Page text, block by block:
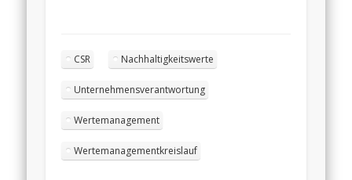
CSR Nachhaltigkeitswerte
Unternehmensverantwortung
Wertemanagement
Wertemanagementkreislauf